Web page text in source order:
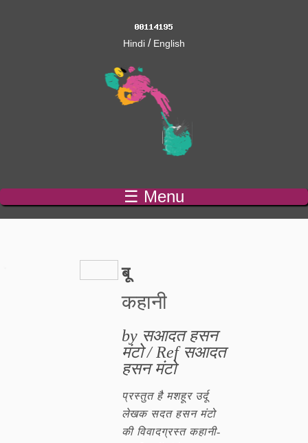
Hindi / English
☰ Menu
बू
कहानी
by सआदत हसन
मंटो / Ref सआदत
हसन मंटो
प्रस्तुत है मशहूर उर्दू
लेखक सदत हसन मंटो
की विवादग्रस्त कहानी-